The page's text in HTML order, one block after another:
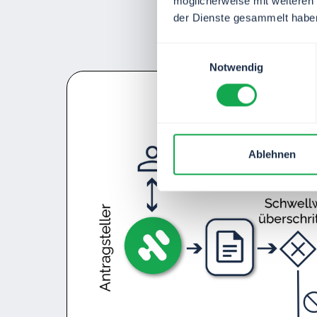
der Dienste gesammelt
Notwendig
Ablehnen